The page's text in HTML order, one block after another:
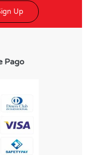
Up
Pago